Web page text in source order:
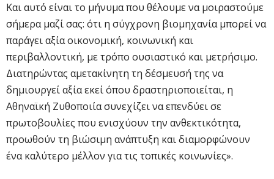
Και αυτό είναι το μήνυμα που θέλουμε να μοιραστούμε
σήμερα μαζί σας: ότι η σύγχρονη βιομηχανία μπορεί να
παράγει αξία οικονομική, κοινωνική και
περιβαλλοντική, με τρόπο ουσιαστικό και μετρήσιμο.
Διατηρώντας αμετακίνητη τη δέσμευσή της να
δημιουργεί αξία εκεί όπου δραστηριοποιείται, η
Αθηναϊκή Ζυθοποιία συνεχίζει να επενδύει σε
πρωτοβουλίες που ενισχύουν την ανθεκτικότητα,
προωθούν τη βιώσιμη ανάπτυξη και διαμορφώνουν
ένα καλύτερο μέλλον για τις τοπικές κοινωνίες».